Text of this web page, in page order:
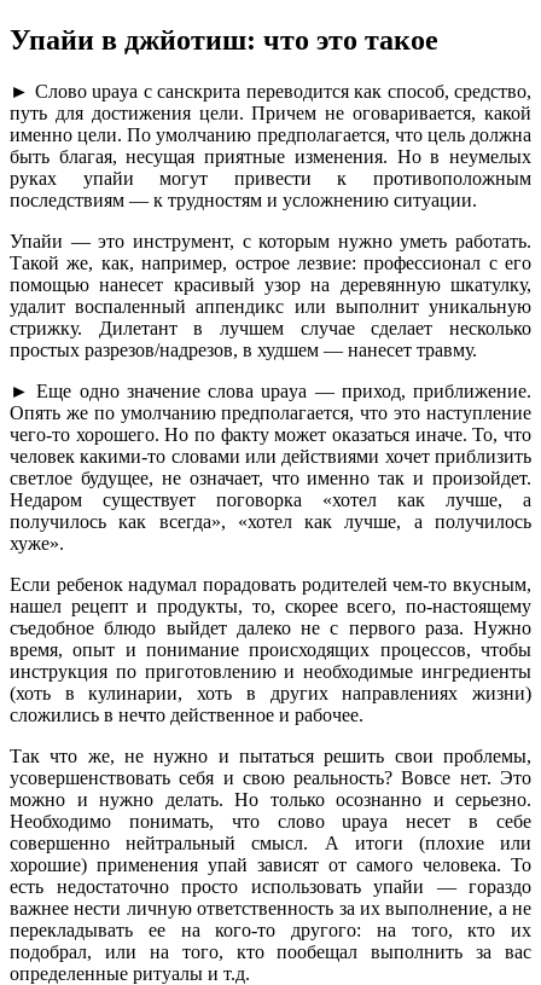
Упайи в джйотиш: что это такое
► Слово upaya с санскрита переводится как способ, средство,
путь для достижения цели. Причем не оговаривается, какой
именно цели. По умолчанию предполагается, что цель должна
быть благая, несущая приятные изменения. Но в неумелых
руках упайи могут привести к противоположным
последствиям — к трудностям и усложнению ситуации.
Упайи — это инструмент, с которым нужно уметь работать.
Такой же, как, например, острое лезвие: профессионал с его
помощью нанесет красивый узор на деревянную шкатулку,
удалит воспаленный аппендикс или выполнит уникальную
стрижку. Дилетант в лучшем случае сделает несколько
простых разрезов/надрезов, в худшем — нанесет травму.
► Еще одно значение слова upaya — приход, приближение.
Опять же по умолчанию предполагается, что это наступление
чего-то хорошего. Но по факту может оказаться иначе. То, что
человек какими-то словами или действиями хочет приблизить
светлое будущее, не означает, что именно так и произойдет.
Недаром существует поговорка «хотел как лучше, а
получилось как всегда», «хотел как лучше, а получилось
хуже».
Если ребенок надумал порадовать родителей чем-то вкусным,
нашел рецепт и продукты, то, скорее всего, по-настоящему
съедобное блюдо выйдет далеко не с первого раза. Нужно
время, опыт и понимание происходящих процессов, чтобы
инструкция по приготовлению и необходимые ингредиенты
(хоть в кулинарии, хоть в других направлениях жизни)
сложились в нечто действенное и рабочее.
Так что же, не нужно и пытаться решить свои проблемы,
усовершенствовать себя и свою реальность? Вовсе нет. Это
можно и нужно делать. Но только осознанно и серьезно.
Необходимо понимать, что слово upaya несет в себе
совершенно нейтральный смысл. А итоги (плохие или
хорошие) применения упай зависят от самого человека. То
есть недостаточно просто использовать упайи — гораздо
важнее нести личную ответственность за их выполнение, а не
перекладывать ее на кого-то другого: на того, кто их
подобрал, или на того, кто пообещал выполнить за вас
определенные ритуалы и т.д.